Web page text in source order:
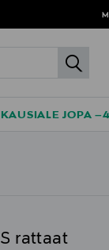
KAUSIALE JOPA
rattaat